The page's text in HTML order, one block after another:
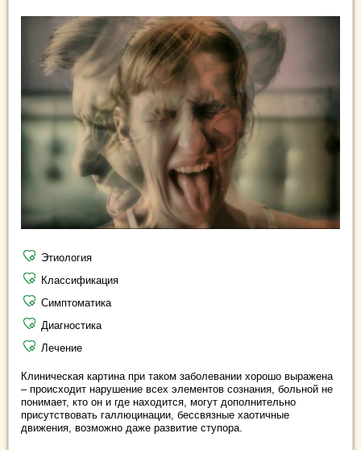
Этиология
Классификация
Симптоматика
Диагностика
Лечение
Клиническая картина при таком заболевании хорошо выражена
– происходит нарушение всех элементов сознания, больной не
понимает, кто он и где находится, могут дополнительно
присутствовать галлюцинации, бессвязные хаотичные
движения, возможно даже развитие ступора.